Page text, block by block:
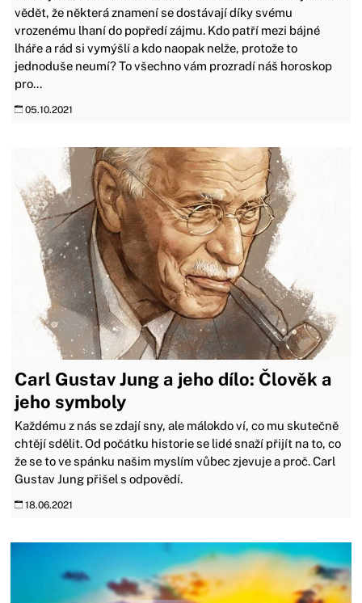
vědět, že některá znamení se dostávají díky svému
vrozenému lhaní do popředí zájmu. Kdo patří mezi bájné
lháře a rád si vymýšlí a kdo naopak nelže, protože to
jednoduše neumí? To všechno vám prozradí náš horoskop
pro...
05.10.2021
Carl Gustav Jung a jeho dílo: Člověk a
jeho symboly
Každému z nás se zdají sny, ale málokdo ví, co mu skutečně
chtějí sdělit. Od počátku historie se lidé snaží přijít na to, co
že se to ve spánku našim myslím vůbec zjevuje a proč. Carl
Gustav Jung přišel s odpovědí.
18.06.2021